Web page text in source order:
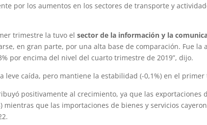
por los aumentos en los sectores de transporte y
trimestre la tuvo elsector de la información y la
en gran parte, por una alta base de comparación. Fue la
por encima del nivel del cuarto trimestre de 2019”, dijo.
leve caída, pero mantiene la estabilidad (-0,1%) en el
positivamente al crecimiento, ya que las exportaciones
mientras que las importaciones de bienes y servicios